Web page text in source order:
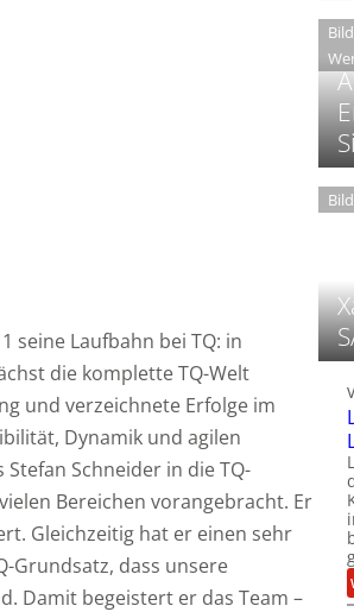
seine Laufbahn bei TQ: in
die komplette TQ-Welt
und verzeichnete Erfolge im
Dynamik und agilen
Schneider in die TQ-
Bereichen vorangebracht. Er
Gleichzeitig hat er einen sehr
Grundsatz, dass unsere
Damit begeistert er das Team –